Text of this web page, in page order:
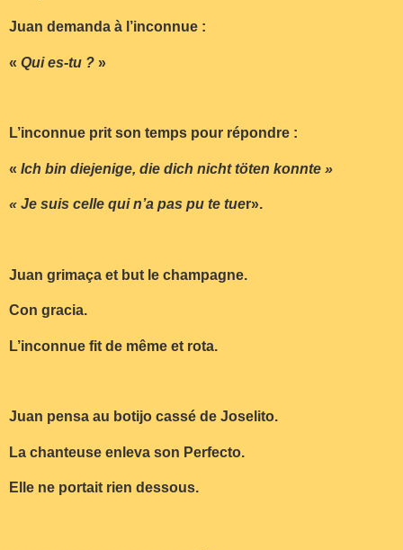
Juan demanda à l’inconnue :
« Qui es-tu ? »
L’inconnue prit son temps pour répondre :
« Ich bin diejenige, die dich nicht töten konnte »
« Je suis celle qui n’a pas pu te tuer».
Juan grimaça et but le champagne.
Con gracia.
L’inconnue fit de même et rota.
Juan pensa au botijo cassé de Joselito.
La chanteuse enleva son Perfecto.
Elle ne portait rien dessous.